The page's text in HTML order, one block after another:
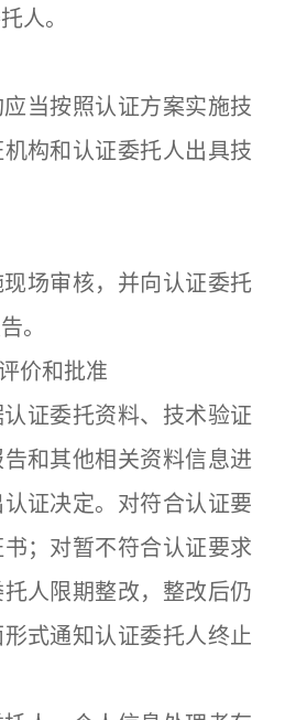
人。
按照认证方案实施技
构和认证委托人出具技
审核，并向认证委托
。
和批准
委托资料、技术验证
和其他相关资料信息进
证决定。对符合认证要
；对暂不符合认证要求
人限期整改，整改后仍
式通知认证委托人终止